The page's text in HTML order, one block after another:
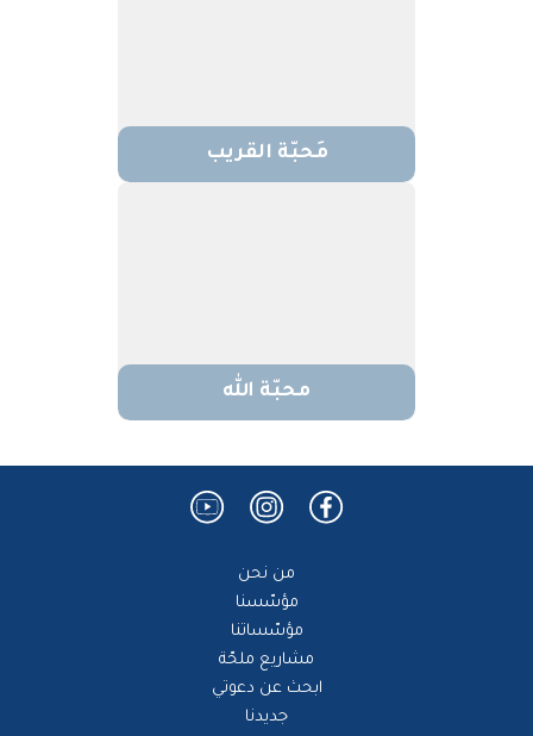
مَحبّة القريب
محبّة الله
من نحن
مؤسّسنا
مؤسّساتنا
مشاريع ملحّة
ابحث عن دعوتي
جديدنا